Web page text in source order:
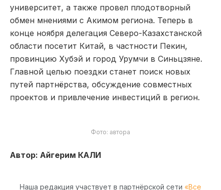
университет, а также провел плодотворный
обмен мнениями с Акимом региона. Теперь в
конце ноября делегация Северо-Казахстанской
области посетит Китай, в частности Пекин,
провинцию Хубэй и город Урумчи в Синьцзяне.
Главной целью поездки станет поиск новых
путей партнёрства, обсуждение совместных
проектов и привлечение инвестиций в регион.
Фото: автора
Автор: Айгерим КАЛИ
Наша редакция участвует в партнёрской сети «Все